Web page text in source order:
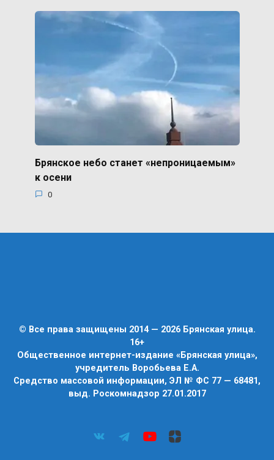
Брянское небо станет «непроницаемым»
к осени
0
© Все права защищены 2014 — 2026 Брянская улица.
16+
Общественное интернет-издание «Брянская улица»,
учредитель Воробьева Е.А.
Средство массовой информации, ЭЛ № ФС 77 — 68481,
выд. Роскомнадзор 27.01.2017